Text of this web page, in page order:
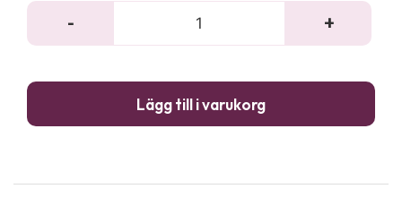
-
mängd
+
Lägg till i varukorg